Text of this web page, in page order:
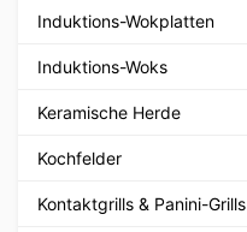
Induktions-Wokplatten
Induktions-Woks
Keramische Herde
Kochfelder
Kontaktgrills & Panini-Grills